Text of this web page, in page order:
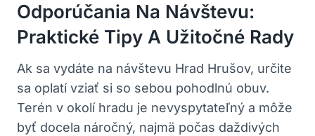
Odporúčania Na Návštevu:
Praktické Tipy ‍a Užitočné Rady
Ak ‍sa vydáte na⁣ návštevu Hrad Hrušov, určite
⁢sa‌ oplatí vziať si so sebou pohodlnú obuv.
Terén v ⁢okolí hradu je nevyspytateľný a‌ môže
byť docela ​náročný,⁤ najmä počas daždivých